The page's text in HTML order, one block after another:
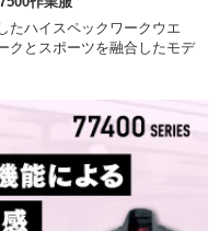
たハイスペックワークウエ
クとスポーツを融合したモデ